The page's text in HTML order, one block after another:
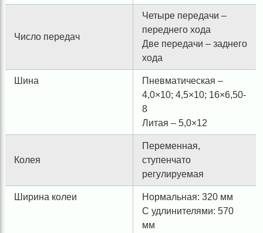
Число передач
Четыре передачи –
переднего хода
Две передачи – заднего
хода
Шина
Пневматическая –
4,0×10; 4,5×10; 16×6,50-
8
Литая – 5,0×12
Колея
Переменная,
ступенчато
регулируемая
Ширина колеи
Нормальная: 320 мм
С удлинителями: 570
мм